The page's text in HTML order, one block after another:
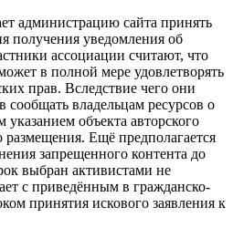
администрацию сайта принять
получения уведомления об
ассоциации считают, что
в полной мере удовлетворять
прав. Вследствие чего они
сообщать владельцам ресурсов о
объекта авторского
Ещё предполагается
запрещенного контента до
выбран активистами не
с приведённым в гражданско-
принятия искового заявления к